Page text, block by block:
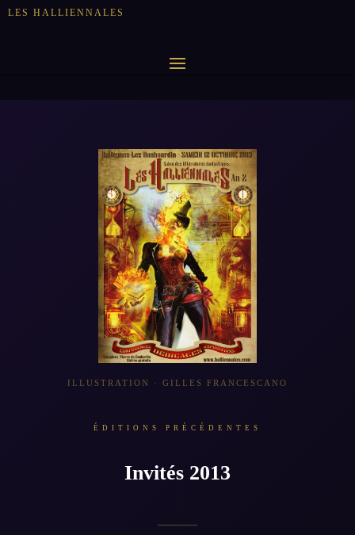
LES HALLIENNALES
ILLUSTRATION · GILLES FRANCESCANO
ÉDITIONS PRÉCÉDENTES
Invités 2013